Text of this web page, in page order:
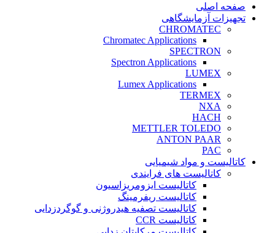
صفحه اصلی
تجهیزات آزمایشگاهی
CHROMATEC
Chromatec Applications
SPECTRON
Spectron Applications
LUMEX
Lumex Applications
TERMEX
NXA
HACH
METTLER TOLEDO
ANTON PAAR
PAC
کاتالیست و مواد شیمیایی
کاتالیست های فرایندی
کاتالیست ایزومریزاسیون
کاتالیست ریفرمینگ
کاتالیست تصفیه هیدروژنی و گوگردزدایی
کاتالیست CCR